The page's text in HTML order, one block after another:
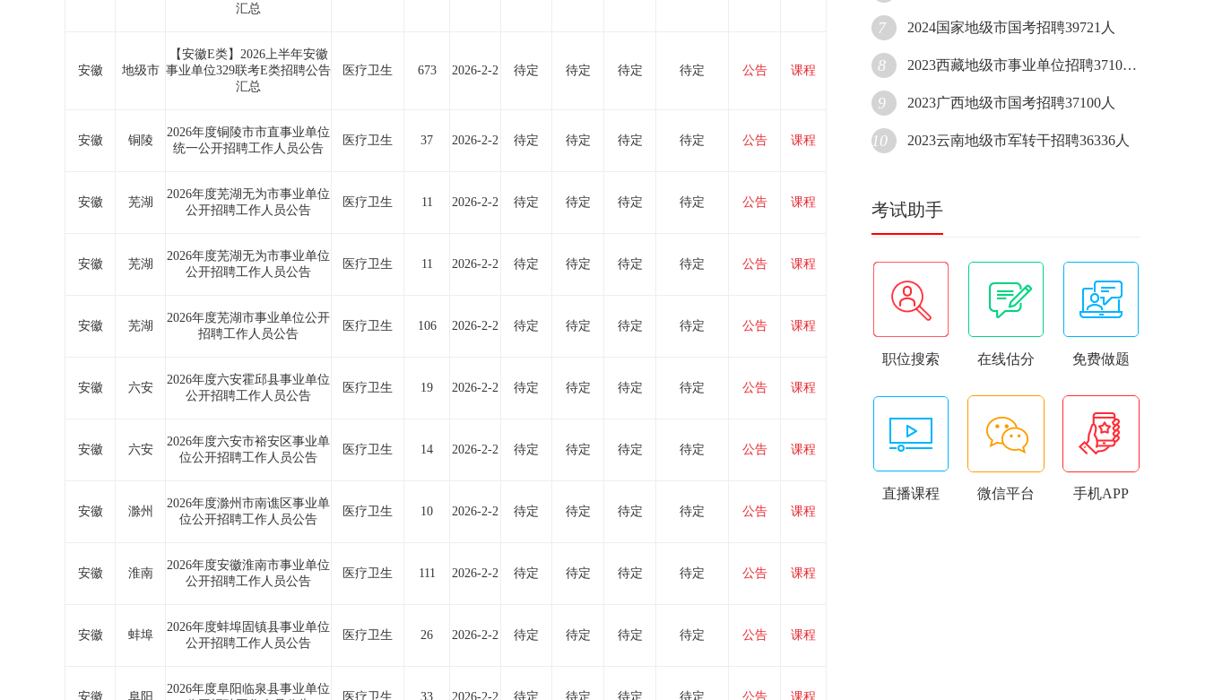
汇总
安徽 地级市
【安徽E类】2026上半年安徽
事业单位329联考E类招聘公告
汇总
医疗卫生 673 2026-2-2 待定 待定 待定 待定 公告 课程
安徽 铜陵
2026年度铜陵市市直事业单位
统一公开招聘工作人员公告
医疗卫生 37 2026-2-2 待定 待定 待定 待定 公告 课程
安徽 芜湖
2026年度芜湖无为市事业单位
公开招聘工作人员公告
医疗卫生 11 2026-2-2 待定 待定 待定 待定 公告 课程
安徽 芜湖
2026年度芜湖无为市事业单位
公开招聘工作人员公告
医疗卫生 11 2026-2-2 待定 待定 待定 待定 公告 课程
安徽 芜湖
2026年度芜湖市事业单位公开
招聘工作人员公告
医疗卫生 106 2026-2-2 待定 待定 待定 待定 公告 课程
安徽 六安
2026年度六安霍邱县事业单位
公开招聘工作人员公告
医疗卫生 19 2026-2-2 待定 待定 待定 待定 公告 课程
安徽 六安
2026年度六安市裕安区事业单
位公开招聘工作人员公告
医疗卫生 14 2026-2-2 待定 待定 待定 待定 公告 课程
安徽 滁州
2026年度滁州市南谯区事业单
位公开招聘工作人员公告
医疗卫生 10 2026-2-2 待定 待定 待定 待定 公告 课程
安徽 淮南
2026年度安徽淮南市事业单位
公开招聘工作人员公告
医疗卫生 111 2026-2-2 待定 待定 待定 待定 公告 课程
安徽 蚌埠
2026年度蚌埠固镇县事业单位
公开招聘工作人员公告
医疗卫生 26 2026-2-2 待定 待定 待定 待定 公告 课程
安徽 阜阳
2026年度阜阳临泉县事业单位
医疗卫生 33 2026-2-2 待定 待定 待定 待定 公告 课程
7 2024国家地级市国考招聘39721人
8 2023西藏地级市事业单位招聘37107人
9 2023广西地级市国考招聘37100人
10 2023云南地级市军转干招聘36336人
考试助手
职位搜索 在线估分 免费做题
直播课程 微信平台 手机APP